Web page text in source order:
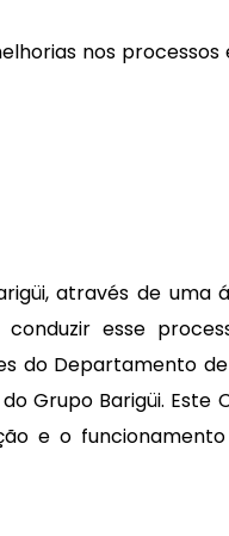
nos
através de uma
esse
do Departamento
Grupo Barigüi. Este
e o